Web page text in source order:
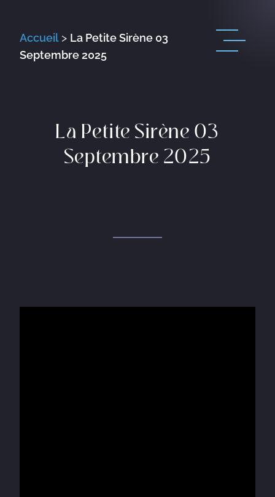
Accueil> La Petite Sirène 03
Septembre 2025
La Petite Sirène 03
Septembre 2025